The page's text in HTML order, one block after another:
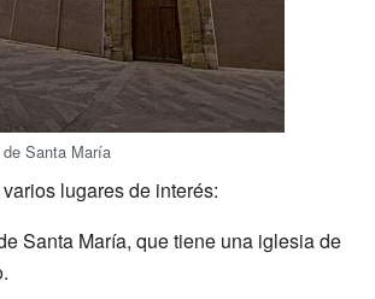
Santa María
lugares de interés:
Santa María, que tiene una iglesia de